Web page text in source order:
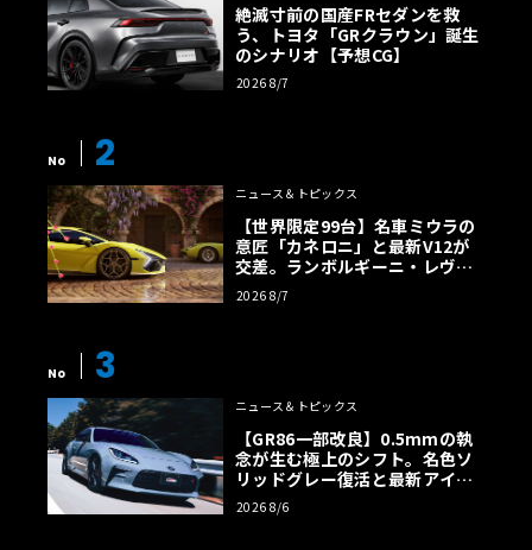
絶滅寸前の国産FRセダンを救
う、トヨタ「GRクラウン」誕生
のシナリオ【予想CG】
2026 8/7
No 2
ニュース＆トピックス
【世界限定99台】名車ミウラの
意匠「カネロニ」と最新V12が
交差。ランボルギーニ・レヴエ
ルトに60周年記念車が登場
2026 8/7
No 3
ニュース＆トピックス
【GR86一部改良】0.5mmの執
念が生む極上のシフト。名色ソ
リッドグレー復活と最新アイサ
イトでFRの極みへ
2026 8/6